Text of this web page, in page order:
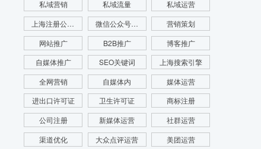
私域营销
私域流量
私域运营
上海注册公司费用
微信公众号运营
营销策划
网站推广
B2B推广
博客推广
自媒体推广
SEO关键词
上海搜索引擎
全网营销
自媒体内
媒体运营
进出口许可证
卫生许可证
商标注册
公司注册
新媒体运营
社群运营
渠道优化
大众点评运营
美团运营